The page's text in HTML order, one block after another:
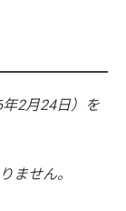
2月24日）を
ません。